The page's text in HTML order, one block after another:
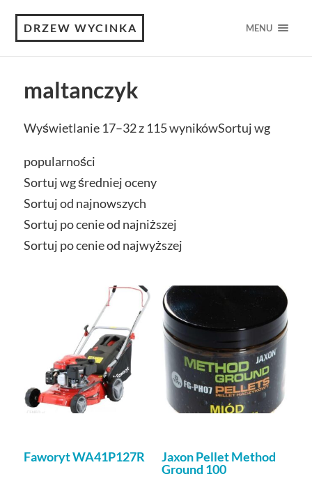
DRZEW WYCINKA MENU
maltanczyk
Wyświetlanie 17–32 z 115 wynikówSortuj wg
popularności
Sortuj wg średniej oceny
Sortuj od najnowszych
Sortuj po cenie od najniższej
Sortuj po cenie od najwyższej
Faworyt WA41P127R
Jaxon Pellet Method
Ground 100